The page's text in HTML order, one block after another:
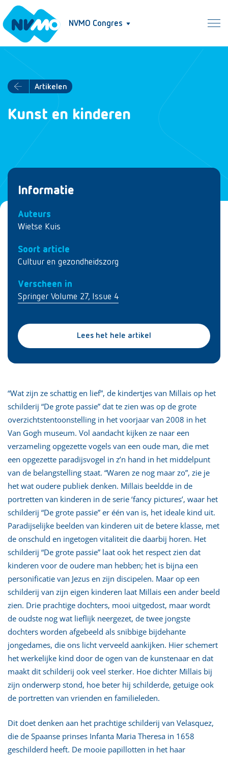
NVMO Congres
Artikelen
Kunst en kinderen
Informatie
Auteurs
Wietse Kuis
Soort article
Cultuur en gezondheidszorg
Verscheen in
Springer Volume 27, Issue 4
Lees het hele artikel
“Wat zijn ze schattig en lief”, de kindertjes van Millais op het
schilderij “De grote passie” dat te zien was op de grote
overzichtstentoonstelling in het voorjaar van 2008 in het
Van Gogh museum. Vol aandacht kijken ze naar een
verzameling opgezette vogels van een oude man, die met
een opgezette paradijsvogel in z’n hand in het middelpunt
van de belangstelling staat. “Waren ze nog maar zo”, zie je
het wat oudere publiek denken. Millais beeldde in de
portretten van kinderen in de serie ‘fancy pictures’, waar het
schilderij “De grote passie” er één van is, het ideale kind uit.
Paradijselijke beelden van kinderen uit de betere klasse, met
de onschuld en ingetogen vitaliteit die daarbij horen. Het
schilderij “De grote passie” laat ook het respect zien dat
kinderen voor de oudere man hebben; het is bijna een
personificatie van Jezus en zijn discipelen. Maar op een
schilderij van zijn eigen kinderen laat Millais een ander beeld
zien. Drie prachtige dochters, mooi uitgedost, maar wordt
de oudste nog wat lieflijk neergezet, de twee jongste
dochters worden afgebeeld als snibbige bijdehante
jongedames, die ons licht verveeld aankijken. Hier schemert
het werkelijke kind door de ogen van de kunstenaar en dat
maakt dit schilderij ook veel sterker. Hoe dichter Millais bij
zijn onderwerp stond, hoe beter hij schilderde, getuige ook
de portretten van vrienden en familieleden.
Dit doet denken aan het prachtige schilderij van Velasquez,
die de Spaanse prinses Infanta Maria Theresa in 1658
geschilderd heeft. De mooie papillotten in het haar